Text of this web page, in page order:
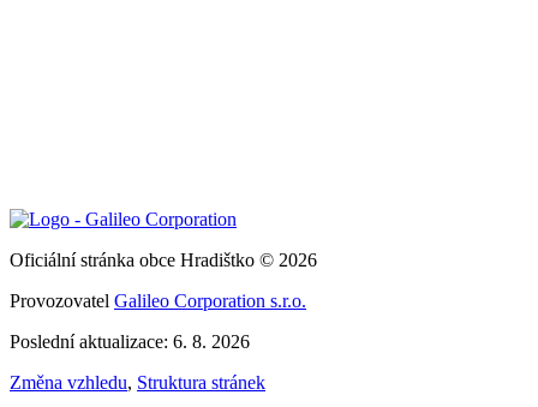
Oficiální stránka obce Hradištko © 2026
Provozovatel Galileo Corporation s.r.o.
Poslední aktualizace: 6. 8. 2026
Změna vzhledu, Struktura stránek